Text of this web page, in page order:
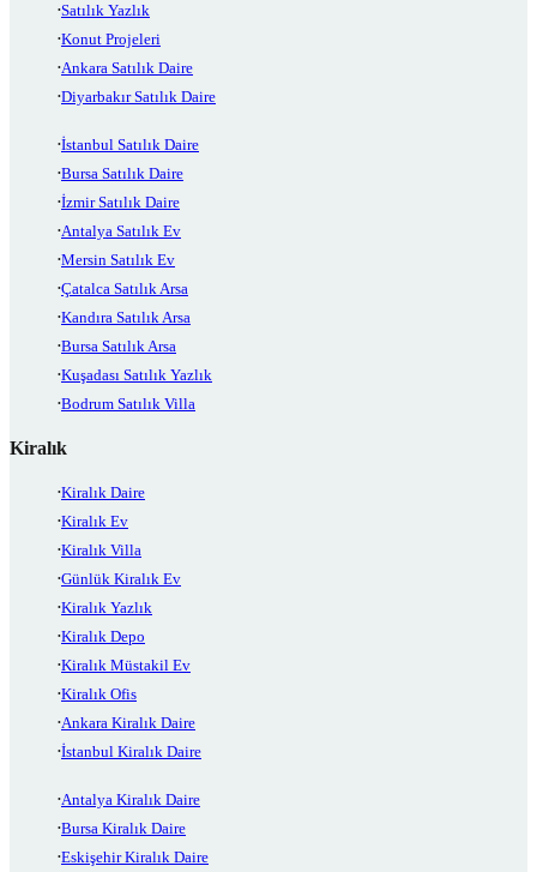
Satılık Yazlık
Konut Projeleri
Ankara Satılık Daire
Diyarbakır Satılık Daire
İstanbul Satılık Daire
Bursa Satılık Daire
İzmir Satılık Daire
Antalya Satılık Ev
Mersin Satılık Ev
Çatalca Satılık Arsa
Kandıra Satılık Arsa
Bursa Satılık Arsa
Kuşadası Satılık Yazlık
Bodrum Satılık Villa
Kiralık
Kiralık Daire
Kiralık Ev
Kiralık Villa
Günlük Kiralık Ev
Kiralık Yazlık
Kiralık Depo
Kiralık Müstakil Ev
Kiralık Ofis
Ankara Kiralık Daire
İstanbul Kiralık Daire
Antalya Kiralık Daire
Bursa Kiralık Daire
Eskişehir Kiralık Daire